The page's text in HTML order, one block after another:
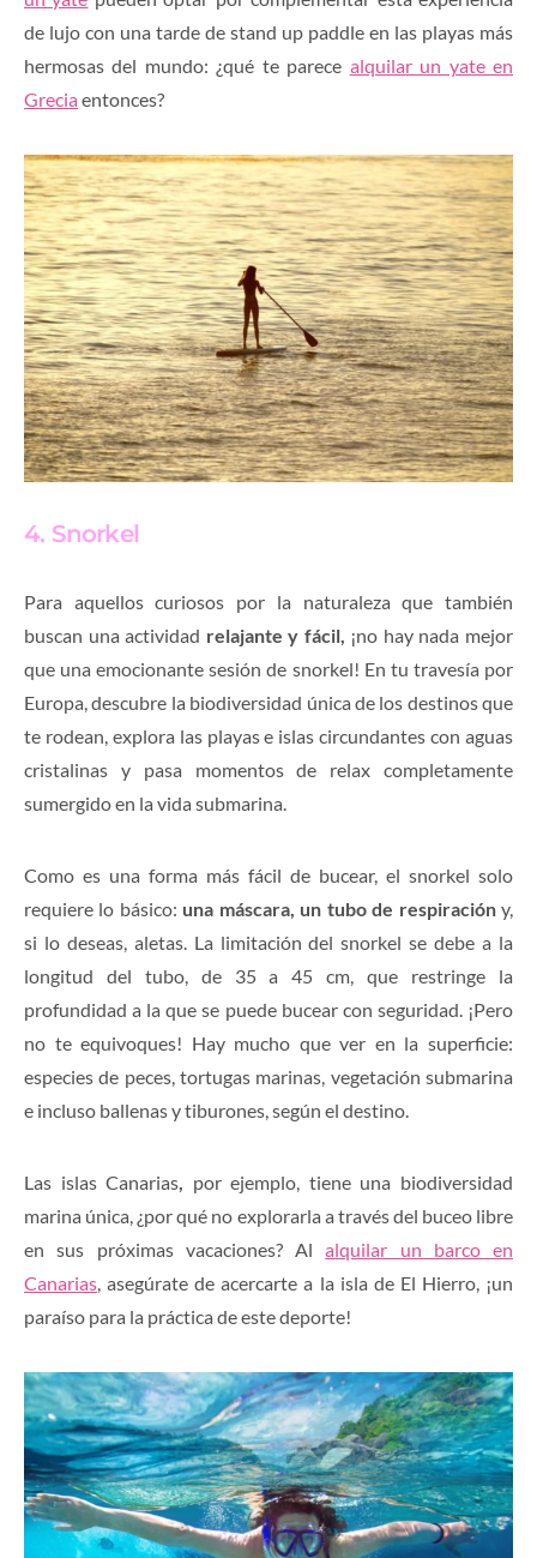
de lujo con una tarde de stand up paddle en las playas más
hermosas del mundo: ¿qué te parece alquilar un yate en
Grecia entonces?
4. Snorkel
Para aquellos curiosos por la naturaleza que también
buscan una actividad relajante y fácil, ¡no hay nada mejor
que una emocionante sesión de snorkel! En tu travesía por
Europa, descubre la biodiversidad única de los destinos que
te rodean, explora las playas e islas circundantes con aguas
cristalinas y pasa momentos de relax completamente
sumergido en la vida submarina.
Como es una forma más fácil de bucear, el snorkel solo
requiere lo básico: una máscara, un tubo de respiracióny,
si lo deseas, aletas. La limitación del snorkel se debe a la
longitud del tubo, de 35 a 45 cm, que restringe la
profundidad a la que se puede bucear con seguridad. ¡Pero
no te equivoques! Hay mucho que ver en la superficie:
especies de peces, tortugas marinas, vegetación submarina
e incluso ballenas y tiburones, según el destino.
Las islas Canarias
por ejemplo, tiene una biodiversidad
marina única, ¿por qué no explorarla a través del buceo libre
en sus próximas vacaciones? Alalquilar un barco en
Canarias , asegúrate de acercarte a la isla de El Hierro, ¡un
paraíso para la práctica de este deporte!